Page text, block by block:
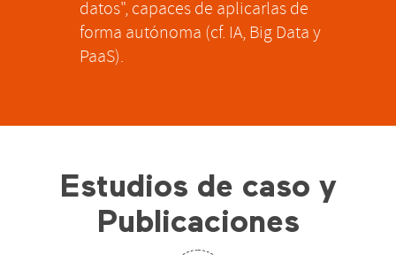
datos", capaces de aplicarlas de
forma autónoma (cf. IA, Big Data y
PaaS).
Estudios de caso y
Publicaciones